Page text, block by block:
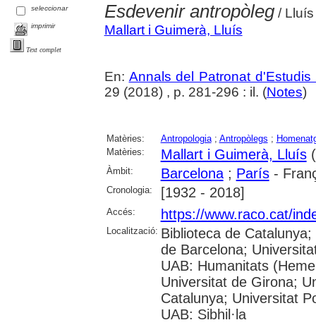
seleccionar
imprimir
Text complet
Esdevenir antropòleg/ Lluís
Mallart i Guimerà, Lluís
En: Annals del Patronat
29 (2018) , p. 281-296 : il. (Notes)
Matèries: Antropologia; Antropòlegs ;
Matèries:
Mallart i Guimerà, Lluís
Àmbit: Barcelona; París-
Cronologia: [1932 - 2018]
Accés: https://www.raco.cat/
Localització: Biblioteca de
de Barcelona;
UAB: Humanitats
Universitat de Girona;
Catalunya; Universitat
UAB: Sibhil·la